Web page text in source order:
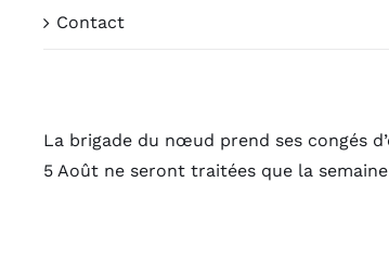
Contact
La brigade du nœud prend ses congés
5 Août ne seront traitées que la